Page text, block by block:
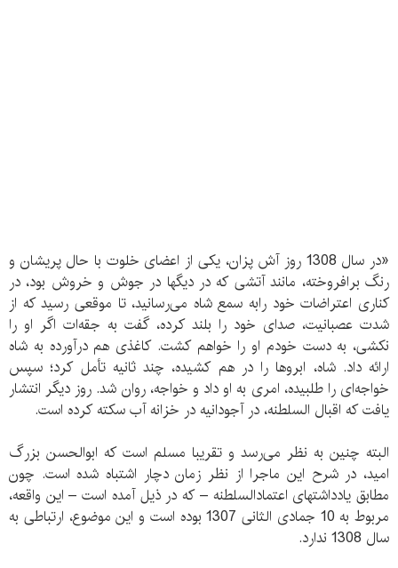
«در سال 1308 روز آش پزان، یکی از اعضای خلوت با حال پریشان و
رنگ برافروخته، مانند آتشی که در دیگها در جوش و خروش بود، در
کناری اعتراضات خود رابه سمع شاه می‌رسانید، تا موقعی رسید که از
شدت عصبانیت، صدای خود را بلند کرده، گفت به جقه‌ات اگر او را
نکشی، به دست خودم او را خواهم کشت. کاغذی هم درآورده به شاه
ارائه داد. شاه، ابروها را در هم کشیده، چند ثانیه تأمل کرد؛ سپس
خواجه‌ای را طلبیده، امری به او داد و خواجه، روان شد. روز دیگر انتشار
یافت که اقبال السلطنه، در آجودانیه در خزانه آب سکته کرده است.
البته چنین به نظر می‌رسد و تقریبا مسلم است که ابوالحسن بزرگ
امید، در شرح این ماجرا از نظر زمان دچار اشتباه شده است. چون
مطابق یادداشتهای اعتمادالسلطنه – که در ذیل آمده است – این واقعه،
مربوط به 10 جمادی الثانی 1307 بوده است و این موضوع، ارتباطی به
سال 1308 ندارد.